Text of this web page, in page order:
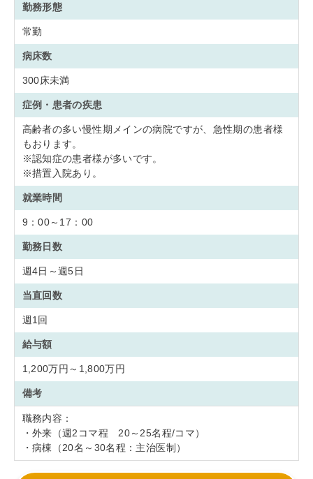
勤務形態
常勤
病床数
300床未満
症例・患者の疾患
高齢者の多い慢性期メインの病院ですが、急性期の患者様
もおります。
※認知症の患者様が多いです。
※措置入院あり。
就業時間
9：00～17：00
勤務日数
週4日～週5日
当直回数
週1回
給与額
1,200万円～1,800万円
備考
職務内容：
・外来（週2コマ程 20～25名程/コマ）
・病棟（20名～30名程：主治医制）